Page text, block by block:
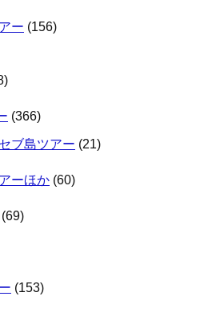
ー (156)
(366)
ブ島ツアー (21)
ーほか (60)
(69)
(153)